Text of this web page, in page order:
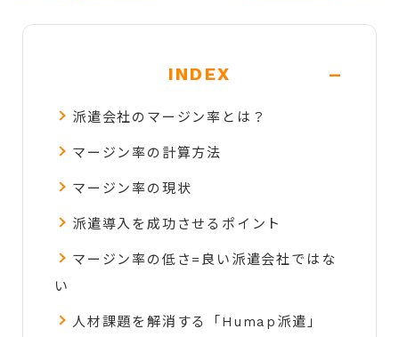
INDEX -
派遣会社のマージン率とは？
マージン率の計算方法
マージン率の現状
派遣導入を成功させるポイント
マージン率の低さ=良い派遣会社ではな
い
人材課題を解消する「Humap派遣」